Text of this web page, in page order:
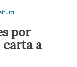
por
carta a